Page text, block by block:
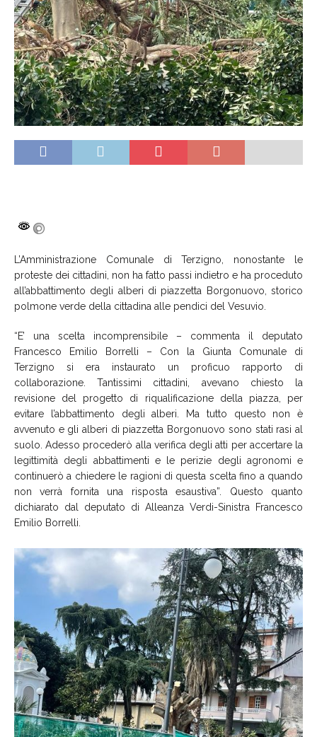
L’Amministrazione Comunale di Terzigno, nonostante le
proteste dei cittadini, non ha fatto passi indietro e ha proceduto
all’abbattimento degli alberi di piazzetta Borgonuovo, storico
polmone verde della cittadina alle pendici del Vesuvio.
“E’ una scelta incomprensibile – commenta il deputato
Francesco Emilio Borrelli – Con la Giunta Comunale di
Terzigno si era instaurato un proficuo rapporto di
collaborazione. Tantissimi cittadini, avevano chiesto la
revisione del progetto di riqualificazione della piazza, per
evitare l’abbattimento degli alberi. Ma tutto questo non è
avvenuto e gli alberi di piazzetta Borgonuovo sono stati rasi al
suolo. Adesso procederò alla verifica degli atti per accertare la
legittimità degli abbattimenti e le perizie degli agronomi e
continuerò a chiedere le ragioni di questa scelta fino a quando
non verrà fornita una risposta esaustiva”. Questo quanto
dichiarato dal deputato di Alleanza Verdi-Sinistra Francesco
Emilio Borrelli.